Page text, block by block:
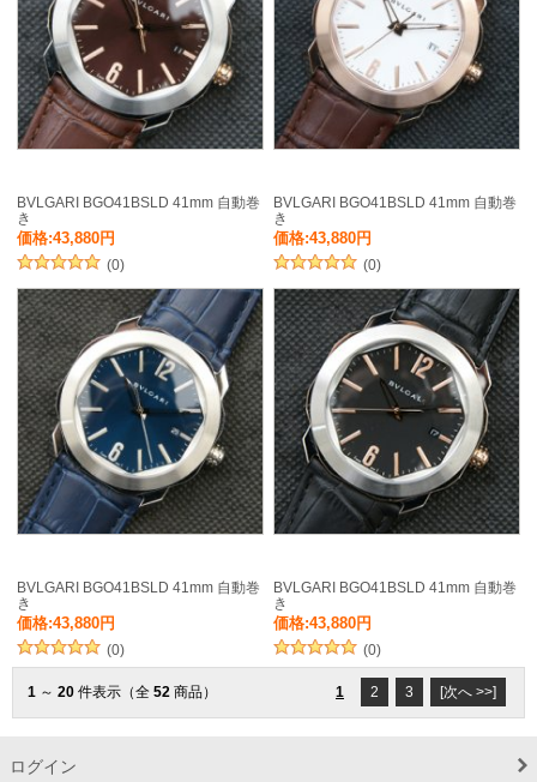
BVLGARI BGO41BSLD 41mm 自動巻
き
価格:43,880円
(0)
BVLGARI BGO41BSLD 41mm 自動巻
き
価格:43,880円
(0)
BVLGARI BGO41BSLD 41mm 自動巻
き
価格:43,880円
(0)
BVLGARI BGO41BSLD 41mm 自動巻
き
価格:43,880円
(0)
1 ～ 20 件表示（全 52 商品） 1 2 3 [次へ >>]
ログイン